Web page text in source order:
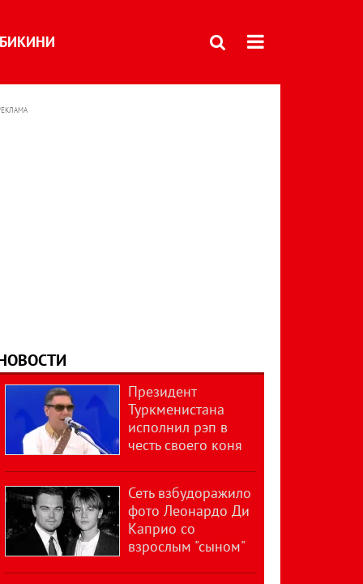
БИКИНИ
Президент
Туркменистана
исполнил рэп в
честь своего коня
Сеть взбудоражило
фото Леонардо Ди
Каприо со
взрослым "сыном"